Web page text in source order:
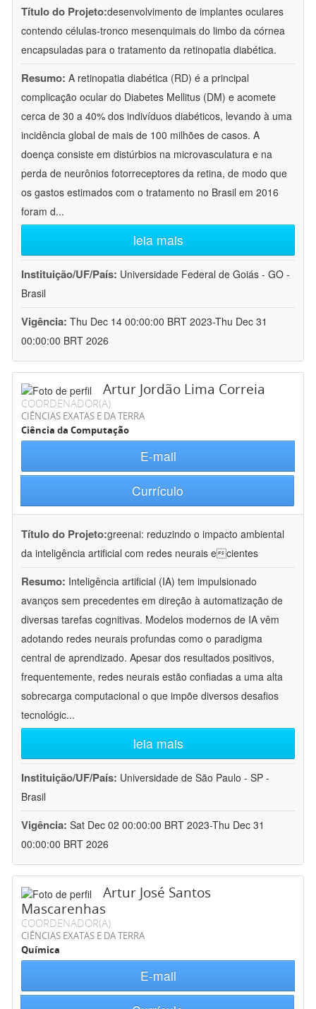
Título do Projeto:desenvolvimento de implantes oculares
contendo células-tronco mesenquimais do limbo da córnea
encapsuladas para o tratamento da retinopatia diabética.
Resumo: A retinopatia diabética (RD) é a principal
complicação ocular do Diabetes Mellitus (DM) e acomete
cerca de 30 a 40% dos indivíduos diabéticos, levando à uma
incidência global de mais de 100 milhões de casos. A
doença consiste em distúrbios na microvasculatura e na
perda de neurônios fotorreceptores da retina, de modo que
os gastos estimados com o tratamento no Brasil em 2016
foram d...
leia mais
Instituição/UF/País: Universidade Federal de Goiás - GO -
Brasil
Vigência: Thu Dec 14 00:00:00 BRT 2023-Thu Dec 31
00:00:00 BRT 2026
Artur Jordão Lima Correia
COORDENADOR(A)
CIÊNCIAS EXATAS E DA TERRA
Ciência da Computação
E-mail
Currículo
Título do Projeto:greenai: reduzindo o impacto ambiental
da inteligência artificial com redes neurais ecientes
Resumo: Inteligência artificial (IA) tem impulsionado
avanços sem precedentes em direção à automatização de
diversas tarefas cognitivas. Modelos modernos de IA vêm
adotando redes neurais profundas como o paradigma
central de aprendizado. Apesar dos resultados positivos,
frequentemente, redes neurais estão confiadas a uma alta
sobrecarga computacional o que impõe diversos desafios
tecnológic...
leia mais
Instituição/UF/País: Universidade de São Paulo - SP -
Brasil
Vigência: Sat Dec 02 00:00:00 BRT 2023-Thu Dec 31
00:00:00 BRT 2026
Artur José Santos
Mascarenhas
COORDENADOR(A)
CIÊNCIAS EXATAS E DA TERRA
Química
E-mail